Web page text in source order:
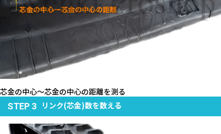
芯金の中心～芯金の中心の距離を測る
STEP 3
リンク(芯金)数を数える